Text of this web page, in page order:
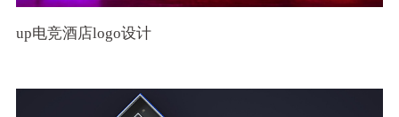
up电竞酒店logo设计